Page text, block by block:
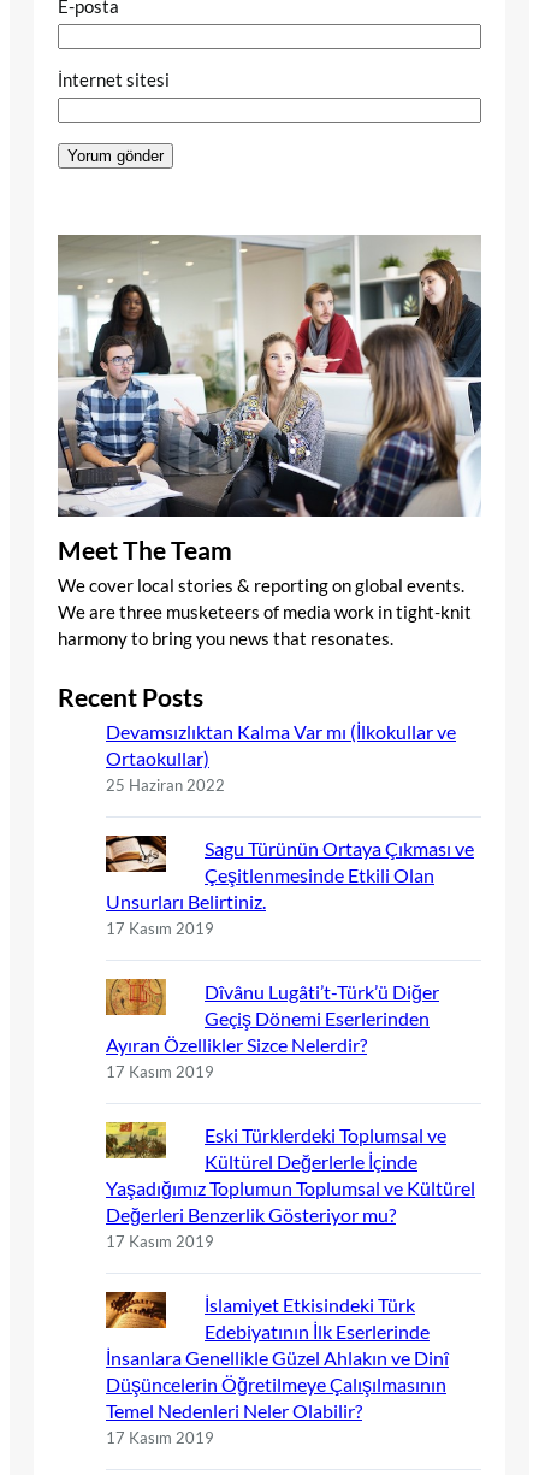
E-posta
İnternet sitesi
Meet The Team
We cover local stories & reporting on global events.
We are three musketeers of media work in tight-knit
harmony to bring you news that resonates.
Recent Posts
Devamsızlıktan Kalma Var mı (İlkokullar ve
Ortaokullar)
25 Haziran 2022
Sagu Türünün Ortaya Çıkması ve
Çeşitlenmesinde Etkili Olan
Unsurları Belirtiniz.
17 Kasım 2019
Dîvânu Lugâti’t-Türk’ü Diğer
Geçiş Dönemi Eserlerinden
Ayıran Özellikler Sizce Nelerdir?
17 Kasım 2019
Eski Türklerdeki Toplumsal ve
Kültürel Değerlerle İçinde
Yaşadığımız Toplumun Toplumsal ve Kültürel
Değerleri Benzerlik Gösteriyor mu?
17 Kasım 2019
İslamiyet Etkisindeki Türk
Edebiyatının İlk Eserlerinde
İnsanlara Genellikle Güzel Ahlakın ve Dinî
Düşüncelerin Öğretilmeye Çalışılmasının
Temel Nedenleri Neler Olabilir?
17 Kasım 2019